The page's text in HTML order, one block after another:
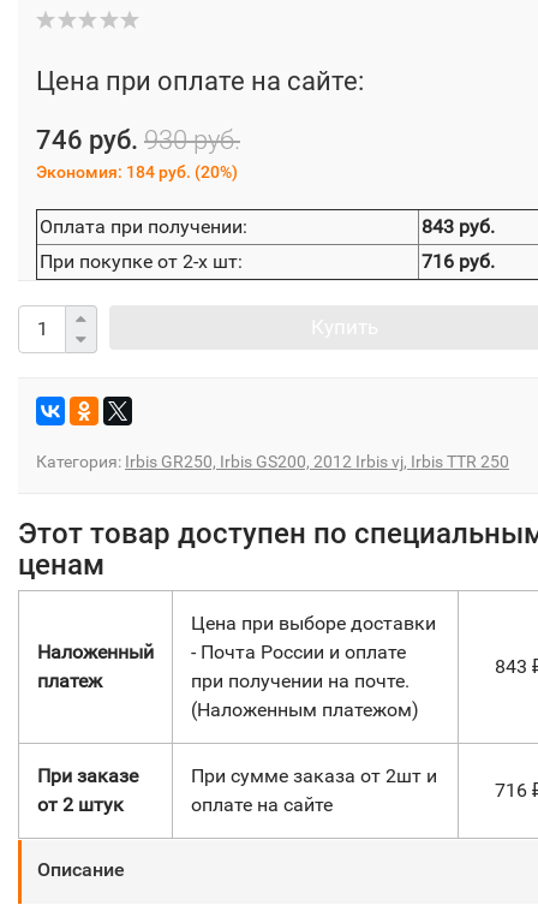
Цена при оплате на сайте:
746 руб. 930 руб.
Экономия: 184 руб. (20%)
Оплата при получении:
843 руб.
При покупке от 2-х шт:
716 руб.
Категория: Irbis GR250, Irbis GS200, 2012 Irbis vj, Irbis TTR 250
Этот товар доступен по
ценам
Наложенный
платеж
Цена при выборе доставки
- Почта России и оплате
при получении на почте.
(Наложенным платежом)
843
При заказе
от 2 штук
При сумме заказа от 2шт и
оплате на сайте
716
Описание